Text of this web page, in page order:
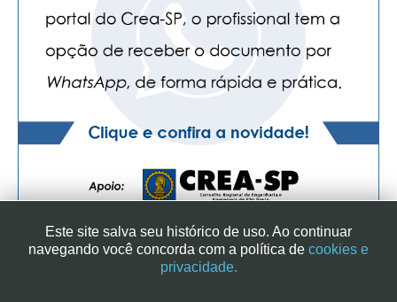
SINDICATO DOS ENGENHEIROS NO ESTADO DE SÃO PAULO
Este site salva seu histórico de uso. Ao continuar
navegando você concorda com a política de cookies e
privacidade.